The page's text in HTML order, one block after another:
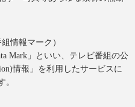
情報マーク）
Mark」といい、テレビ番組の公
情報」を利用したサービスに
。